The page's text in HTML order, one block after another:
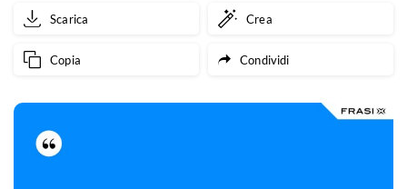
Scarica Crea
Copia Condividi